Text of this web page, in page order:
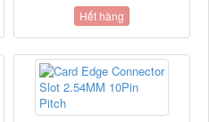
Hết hàng